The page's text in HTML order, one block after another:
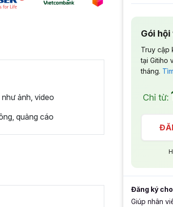
ảnh, video
quảng cáo
Gói hội
Truy cập
tại Gitiho
tháng.
Chỉ từ:
Đăng ký
Giúp nhân